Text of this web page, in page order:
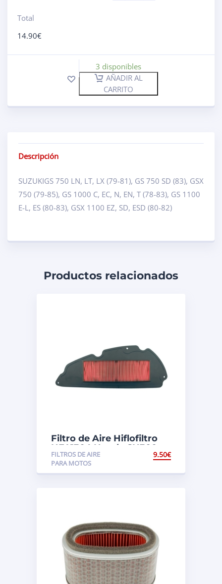
Total
14.90€
3 disponibles
AÑADIR AL
CARRITO
Descripción
SUZUKIGS 750 LN, LT, LX (79-81), GS 750 SD (83), GSX
750 (79-85), GS 1000 C, EC, N, EN, T (78-83), GS 1100
E-L, ES (80-83), GSX 1100 EZ, SD, ESD (80-82)
Productos relacionados
Filtro de Aire Hiflofiltro
HFA1304 Honda SH300
FILTROS DE AIRE
PARA MOTOS
9.50€